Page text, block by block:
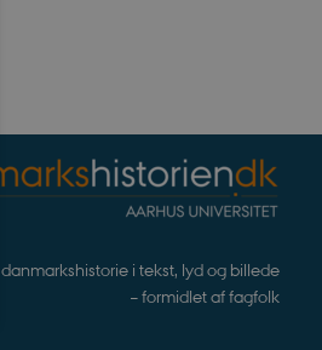
danmarkshistorie i tekst, lyd og billede
– formidlet af fagfolk